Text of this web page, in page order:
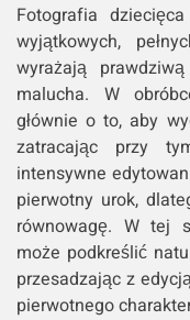
Fotografia
wyjątkowych,
wyrażają
malucha. W
głównie o to, aby
zatracając przy
intensywne
pierwotny urok,
równowagę. W tej
może podkreślić
przesadzając z
pierwotnego